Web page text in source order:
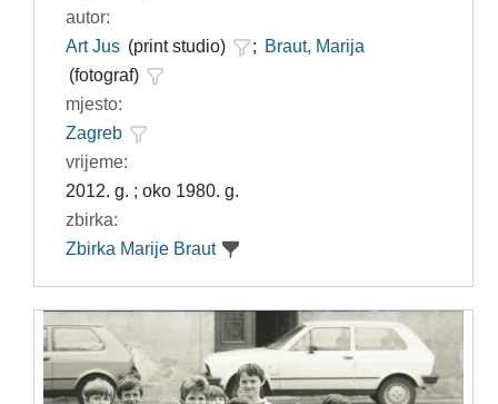
autor:
Art Jus (print studio) ; Braut, Marija
(fotograf)
mjesto:
Zagreb
vrijeme:
2012. g. ; oko 1980. g.
zbirka:
Zbirka Marije Braut